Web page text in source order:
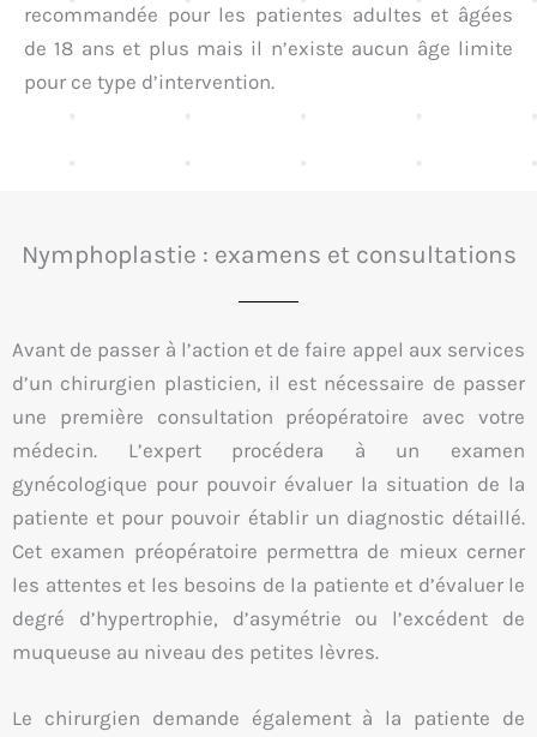
recommandée pour les patientes adultes et âgées
de 18 ans et plus mais il n’existe aucun âge limite
pour ce type d’intervention.
Nymphoplastie : examens et consultations
Avant de passer à l’action et de faire appel aux services
d’un chirurgien plasticien, il est nécessaire de passer
une première consultation préopératoire avec votre
médecin. L’expert procédera à un examen
gynécologique pour pouvoir évaluer la situation de la
patiente et pour pouvoir établir un diagnostic détaillé.
Cet examen préopératoire permettra de mieux cerner
les attentes et les besoins de la patiente et d’évaluer le
degré d’hypertrophie, d’asymétrie ou l’excédent de
muqueuse au niveau des petites lèvres.
Le chirurgien demande également à la patiente de